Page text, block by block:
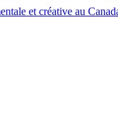
et créative au